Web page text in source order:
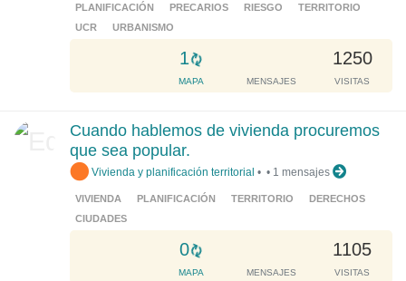
PLANIFICACIÓN
PRECARIOS RIESGO
TERRITORIO
UCR
URBANISMO
1
L
o
a
i
g
.
.
MAPA MENSAJES
1250
VISITAS
Cuando hablemos de vivienda procuremos
que sea popular.
Vivienda y planificación territorial •
VIVIENDA PLANIFICACIÓN TERRITORIO
DERECHOS
CIUDADES
0
L
o
MAPA MENSAJES
1105
VISITAS
• 1 mensajes